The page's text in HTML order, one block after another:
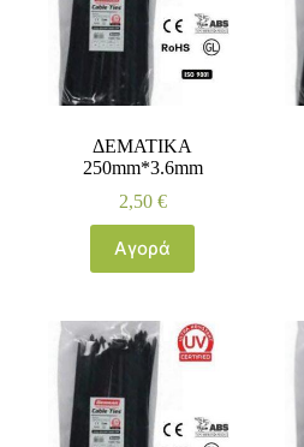
ΔΕΜΑΤΙΚΑ
250mm*3.6mm
2,50 €
Αγορά